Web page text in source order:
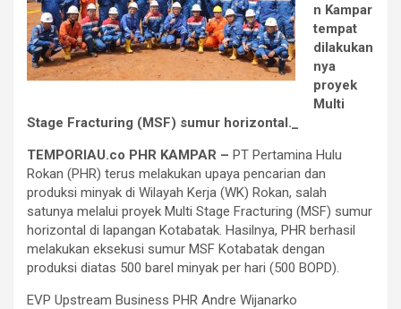
n Kampar
tempat
dilakukan
nya
proyek
Multi
Stage Fracturing (MSF) sumur horizontal._
TEMPORIAU.co PHR KAMPAR – PT Pertamina Hulu
Rokan (PHR) terus melakukan upaya pencarian dan
produksi minyak di Wilayah Kerja (WK) Rokan, salah
satunya melalui proyek Multi Stage Fracturing (MSF) sumur
horizontal di lapangan Kotabatak. Hasilnya, PHR berhasil
melakukan eksekusi sumur MSF Kotabatak dengan
produksi diatas 500 barel minyak per hari (500 BOPD).
EVP Upstream Business PHR Andre Wijanarko